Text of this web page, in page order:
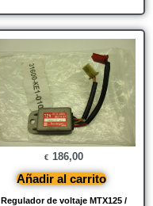
Regulador de voltaje MTX125 /
€ 186,00
Añadir al carrito